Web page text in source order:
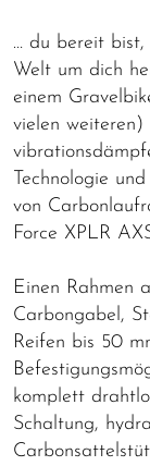
… du bereit
Welt um dich
einem
vielen weiteren)
Technologie
von
Force XPLR
Einen Rahmen
Carbongabel,
Reifen bis 50
komplett
Schaltung,